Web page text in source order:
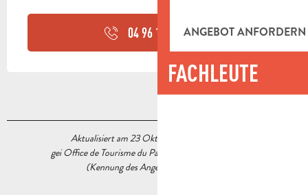
ANGEBOT ANFORDERN
FACHLEUTE
04 96 18 61▒▒
Aktualisiert am 23 Oktober 2020 Um 15:13
gei Office de Tourisme du Pays d’Aubagne et de l’Étoile
(Kennung des Angebots :